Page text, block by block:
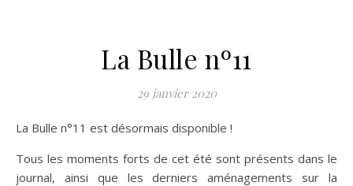
La Bulle nº11
29 janvier 2020
La Bulle n°11 est désormais disponible !
Tous les moments forts de cet été sont présents dans le
journal, ainsi que les derniers aménagements sur la